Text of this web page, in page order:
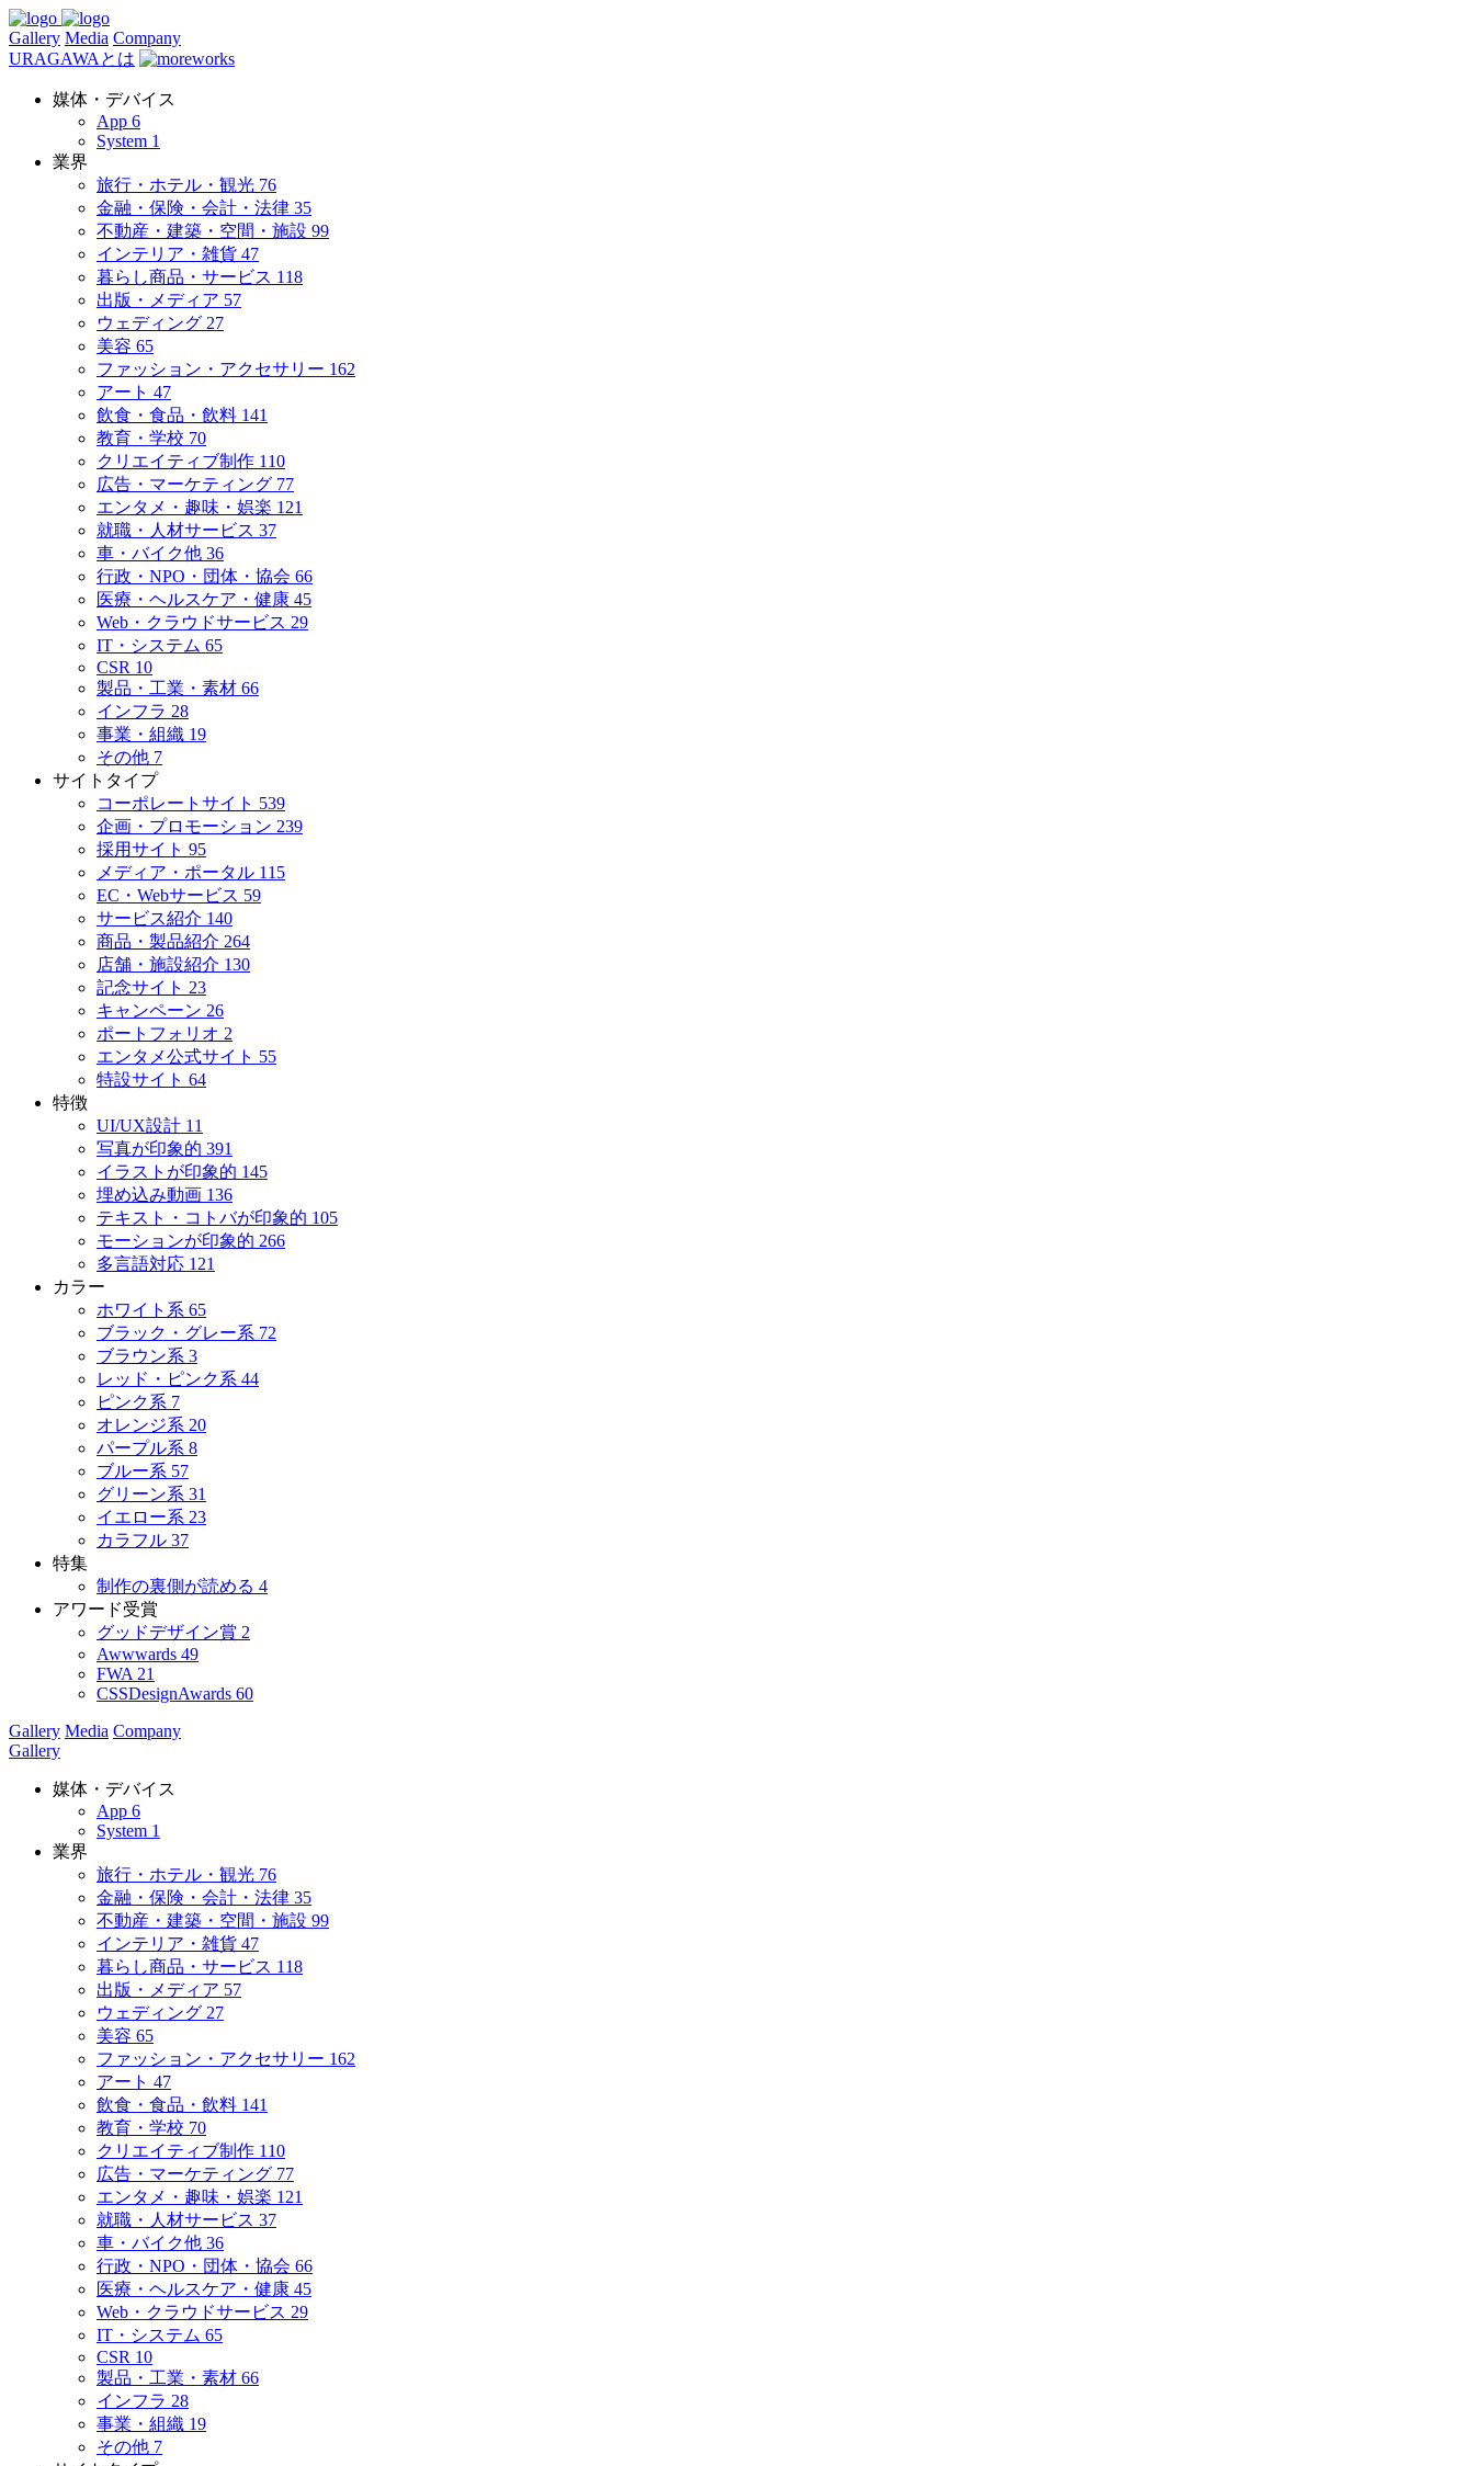
Gallery Media Company
URAGAWAとは
媒体・デバイス
App 6
System 1
業界
旅行・ホテル・観光 76
金融・保険・会計・法律 35
不動産・建築・空間・施設 99
インテリア・雑貨 47
暮らし商品・サービス 118
出版・メディア 57
ウェディング 27
美容 65
ファッション・アクセサリー 162
アート 47
飲食・食品・飲料 141
教育・学校 70
クリエイティブ制作 110
広告・マーケティング 77
エンタメ・趣味・娯楽 121
就職・人材サービス 37
車・バイク他 36
行政・NPO・団体・協会 66
医療・ヘルスケア・健康 45
Web・クラウドサービス 29
IT・システム 65
CSR 10
製品・工業・素材 66
インフラ 28
事業・組織 19
その他 7
サイトタイプ
コーポレートサイト 539
企画・プロモーション 239
採用サイト 95
メディア・ポータル 115
EC・Webサービス 59
サービス紹介 140
商品・製品紹介 264
店舗・施設紹介 130
記念サイト 23
キャンペーン 26
ポートフォリオ 2
エンタメ公式サイト 55
特設サイト 64
特徴
UI/UX設計 11
写真が印象的 391
イラストが印象的 145
埋め込み動画 136
テキスト・コトバが印象的 105
モーションが印象的 266
多言語対応 121
カラー
ホワイト系 65
ブラック・グレー系 72
ブラウン系 3
レッド・ピンク系 44
ピンク系 7
オレンジ系 20
パープル系 8
ブルー系 57
グリーン系 31
イエロー系 23
カラフル 37
特集
制作の裏側が読める 4
アワード受賞
グッドデザイン賞 2
Awwwards 49
FWA 21
CSSDesignAwards 60
Gallery Media Company
Gallery
媒体・デバイス
App 6
System 1
業界
旅行・ホテル・観光 76
金融・保険・会計・法律 35
不動産・建築・空間・施設 99
インテリア・雑貨 47
暮らし商品・サービス 118
出版・メディア 57
ウェディング 27
美容 65
ファッション・アクセサリー 162
アート 47
飲食・食品・飲料 141
教育・学校 70
クリエイティブ制作 110
広告・マーケティング 77
エンタメ・趣味・娯楽 121
就職・人材サービス 37
車・バイク他 36
行政・NPO・団体・協会 66
医療・ヘルスケア・健康 45
Web・クラウドサービス 29
IT・システム 65
CSR 10
製品・工業・素材 66
インフラ 28
事業・組織 19
その他 7